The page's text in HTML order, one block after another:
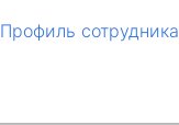
Профиль сотрудника